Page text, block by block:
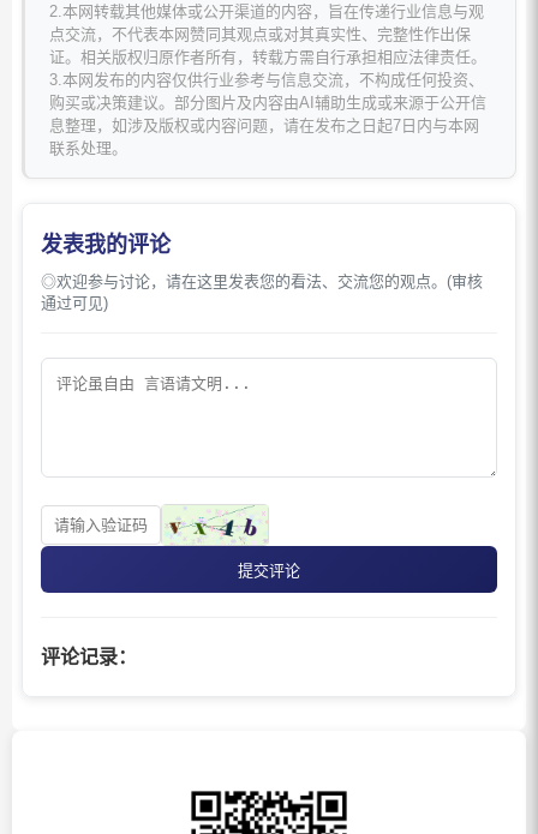
2.本网转载其他媒体或公开渠道的内容，旨在传递行业信息与观
点交流，不代表本网赞同其观点或对其真实性、完整性作出保
证。相关版权归原作者所有，转载方需自行承担相应法律责任。
3.本网发布的内容仅供行业参考与信息交流，不构成任何投资、
购买或决策建议。部分图片及内容由AI辅助生成或来源于公开信
息整理，如涉及版权或内容问题，请在发布之日起7日内与本网
联系处理。
发表我的评论
◎欢迎参与讨论，请在这里发表您的看法、交流您的观点。(审核
通过可见)
提交评论
评论记录：